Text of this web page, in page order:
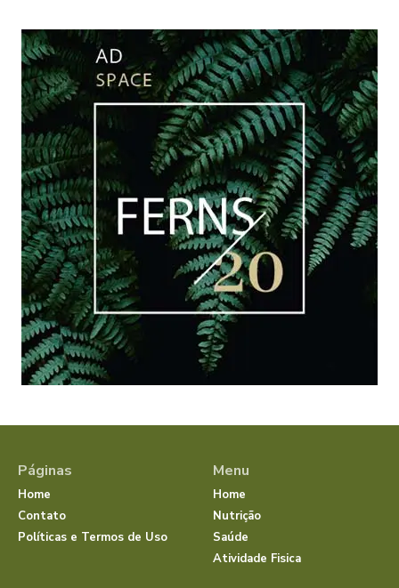
Páginas
Home
Contato
Políticas e Termos de Uso
Menu
Home
Nutrição
Saúde
Atividade Fisica